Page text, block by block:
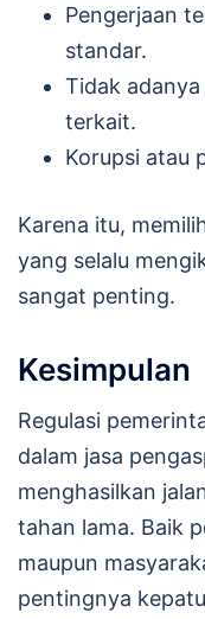
Pengerjaan
standar.
Tidak
terkait.
Korupsi atau
Karena itu,
yang selalu
sangat penting.
Kesimpulan
Regulasi
dalam jasa
menghasilkan
tahan lama. Baik
maupun
pentingnya